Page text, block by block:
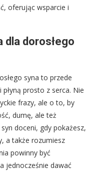
oferując wsparcie i
dla dorosłego
syna to przede
prosto z serca. Nie
frazy, ale o to, by
dumę, ale też
doceni, gdy pokażesz,
a także rozumiesz
powinny być
jednocześnie dawać